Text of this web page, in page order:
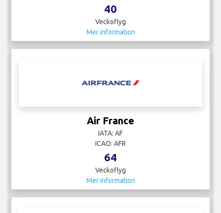
40
Veckoflyg
Mer information
Air France
IATA: AF
ICAO: AFR
64
Veckoflyg
Mer information